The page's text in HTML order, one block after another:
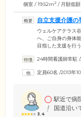
個室 / 19.52m2 / 月額低額
自立支援介護の
します
ウェルケアテラス
へ、ご自身の身体
目指した支援を行
の機能訓練指導員
ビリを組み合わせ
24時間看護師常駐 /
定員60名 /2013年
3.4
駅近で病
国道沿い